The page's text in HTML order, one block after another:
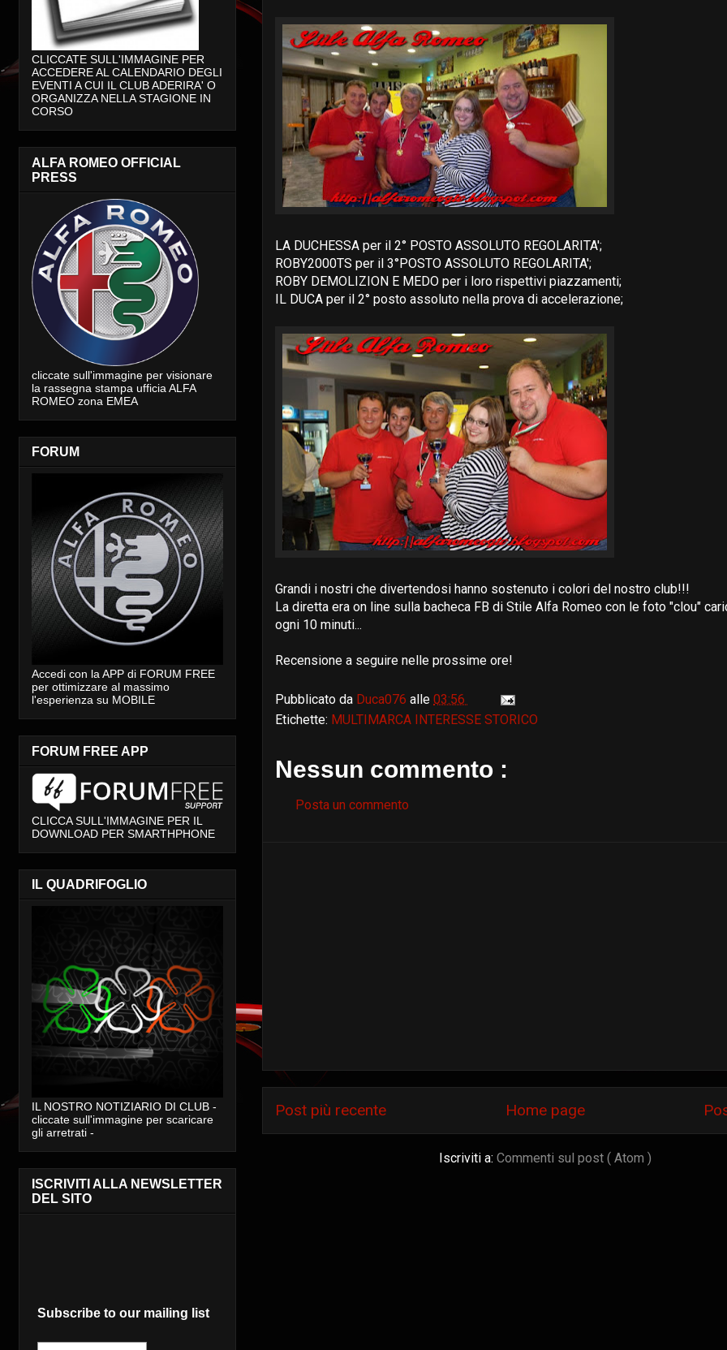
LA DUCHESSA per il 2° POSTO ASSOLUTO REGOLARITA';
ROBY2000TS per il 3°POSTO ASSOLUTO REGOLARITA';
ROBY DEMOLIZION E MEDO per i loro rispettivi piazzamenti;
IL DUCA per il 2° posto assoluto nella prova di accelerazione;
Grandi i nostri che divertendosi hanno sostenuto i colori del nostro club!!!
La diretta era on line sulla bacheca FB di Stile Alfa Romeo con le foto "clou"
ogni 10 minuti...
Recensione a seguire nelle prossime ore!
Pubblicato da Duca076 alle 03:56
Etichette: MULTIMARCA INTERESSE STORICO
Nessun commento :
Posta un commento
Post più recente Home page
Iscriviti a: Commenti sul post ( Atom )
CLICCATE SULL'IMMAGINE PER
ACCEDERE AL CALENDARIO DEGLI
EVENTI A CUI IL CLUB ADERIRA' O
ORGANIZZA NELLA STAGIONE IN
CORSO
ALFA ROMEO OFFICIAL
PRESS
cliccate sull'immagine per visionare
la rassegna stampa ufficia ALFA
ROMEO zona EMEA
FORUM
Accedi con la APP di FORUM FREE
per ottimizzare al massimo
l'esperienza su MOBILE
FORUM FREE APP
CLICCA SULL'IMMAGINE PER IL
DOWNLOAD PER SMARTHPHONE
IL QUADRIFOGLIO
IL NOSTRO NOTIZIARIO DI CLUB -
cliccate sull'immagine per scaricare
gli arretrati -
ISCRIVITI ALLA NEWSLETTER
DEL SITO
Subscribe to our mailing list